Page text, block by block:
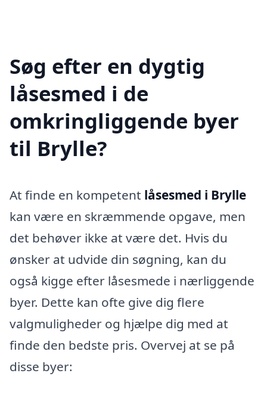
Søg efter en dygtig
låsesmed i de
omkringliggende byer
til Brylle?
At finde en kompetent låsesmed i Brylle
kan være en skræmmende opgave, men
det behøver ikke at være det. Hvis du
ønsker at udvide din søgning, kan du
også kigge efter låsesmede i nærliggende
byer. Dette kan ofte give dig flere
valgmuligheder og hjælpe dig med at
finde den bedste pris. Overvej at se på
disse byer: